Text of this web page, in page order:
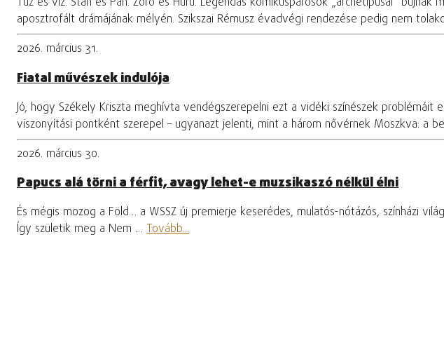
aposztrofált drámájának mélyén. Szikszai Rémusz évadvégi rendezése pedig nem
2026. március 31.
Fiatal művészek indulója
Jó, hogy Székely Kriszta meghívta vendégszerepelni ezt a vidéki színészek
viszonyítási pontként szerepel – ugyanazt jelenti, mint a három nővérnek Moszkva: a
2026. március 30.
Papucs alá törni a férfit, avagy lehet-e muzsikaszó nélkül élni
És mégis mozog a Föld… a WSSZ új premierje keserédes, mulatós-nótázós, színházi
Így születik meg a Nem … Tovább...